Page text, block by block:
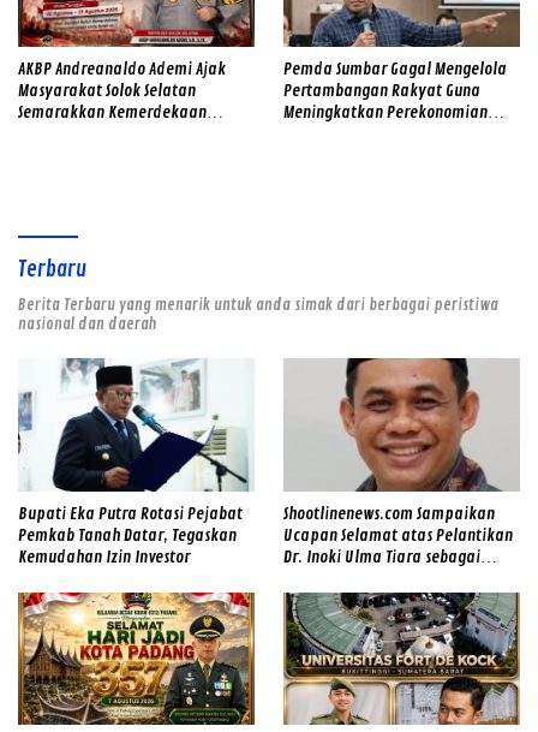
AKBP Andreanaldo Ademi Ajak
Masyarakat Solok Selatan
Semarakkan Kemerdekaan
Pemda Sumbar Gagal Mengelola
Pertambangan Rakyat Guna
Meningkatkan Perekonomian
Terbaru
Berita Terbaru yang menarik untuk anda simak dari berbagai peristiwa
nasional dan daerah
Bupati Eka Putra Rotasi Pejabat
Pemkab Tanah Datar, Tegaskan
Kemudahan Izin Investor
Shootlinenews.com Sampaikan
Ucapan Selamat atas Pelantikan
Dr. Inoki Ulma Tiara sebagai